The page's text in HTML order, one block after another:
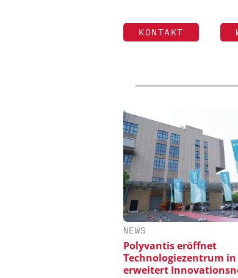
KONTAKT
NEWS
Polyvantis eröffnet
Technologiezentrum
erweitert